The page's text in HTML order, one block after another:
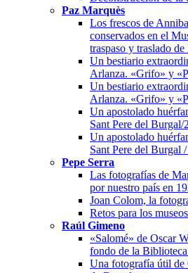
Paz Marquès
Los frescos de
conservados en el
traspaso y traslado
Un bestiario
Arlanza. «Grifo» y
Un bestiario
Arlanza. «Grifo» y
Un apostolado
Sant Pere del Burgal/2
Un apostolado
Sant Pere del Burgal /
Pepe Serra
Las fotografías de
por nuestro país en
Joan Colom, la
Retos para los
Raúl Gimeno
«Salomé» de Oscar
fondo de la
Una fotografía útil de